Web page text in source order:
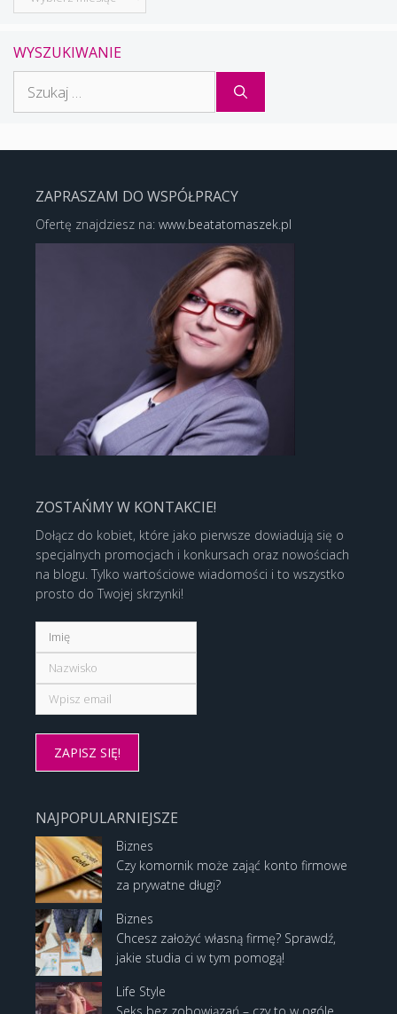
WYSZUKIWANIE
ZAPRASZAM DO WSPÓŁPRACY
Ofertę znajdziesz na: www.beatatomaszek.pl
ZOSTAŃMY W KONTAKCIE!
Dołącz do kobiet, które jako pierwsze dowiadują się o
specjalnych promocjach i konkursach oraz nowościach
na blogu. Tylko wartościowe wiadomości i to wszystko
prosto do Twojej skrzynki!
NAJPOPULARNIEJSZE
Biznes
Czy komornik może zająć konto firmowe
za prywatne długi?
Biznes
Chcesz założyć własną firmę? Sprawdź,
jakie studia ci w tym pomogą!
Life Style